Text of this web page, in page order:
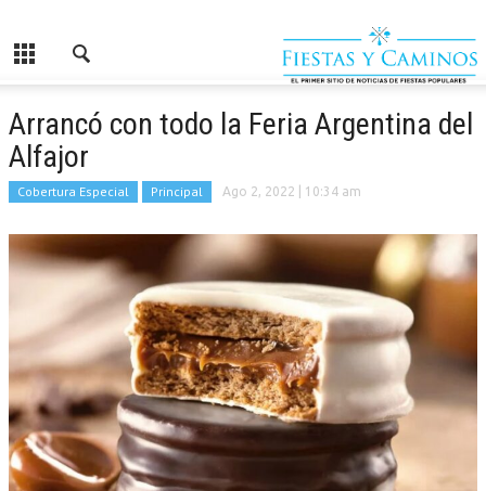
Arrancó con todo la Feria Argentina del
Alfajor
Cobertura Especial Principal Ago 2, 2022 | 10:34 am